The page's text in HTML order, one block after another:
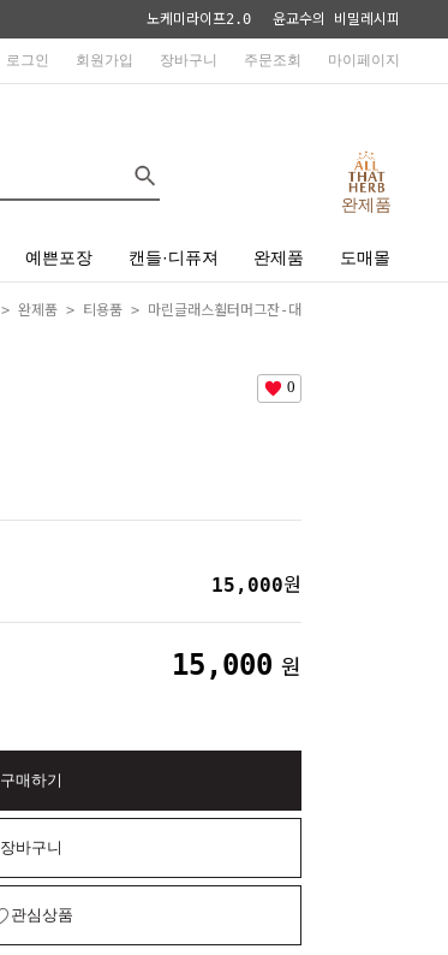
노케미라이프2.0 윤교수의 비밀레시피
로그인 회원가입 장바구니 주문조회 마이페이지
완제품
예쁜포장 캔들·디퓨져 완제품 도매몰
> 완제품 > 티용품 > 마린글래스휠터머그잔-대
0
15,000원
15,000 원
구매하기
장바구니
관심상품